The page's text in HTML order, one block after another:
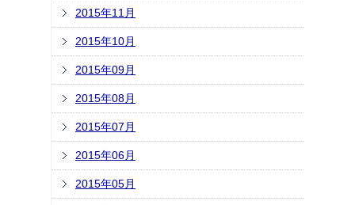
2015年11月
2015年10月
2015年09月
2015年08月
2015年07月
2015年06月
2015年05月